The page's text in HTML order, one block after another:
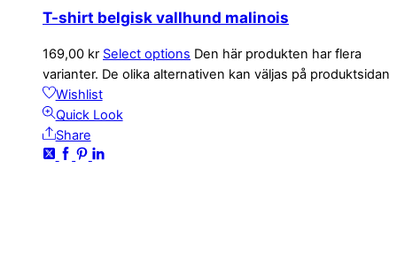
T-shirt belgisk vallhund malinois
169,00 kr Select options Den här produkten har flera
varianter. De olika alternativen kan väljas på produktsidan
Wishlist
Quick Look
Share